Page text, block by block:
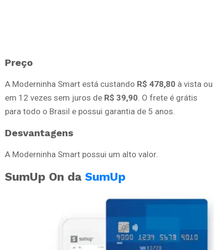
Preço
A Moderninha Smart está custando R$ 478,80 à vista ou
em 12 vezes sem juros de R$ 39,90. O frete é grátis
para todo o Brasil e possui garantia de 5 anos.
Desvantagens
A Moderninha Smart possui um alto valor.
SumUp On da SumUp